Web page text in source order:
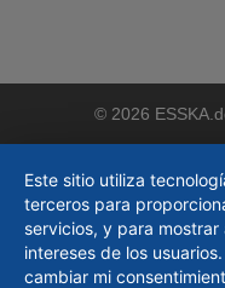
© 2026
Este sitio utiliza
terceros para
servicios, y para
intereses de los
cambiar mi